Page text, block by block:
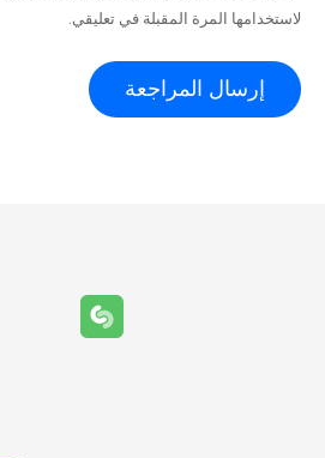
لاستخدامها المرة المقبلة في تعليقي.